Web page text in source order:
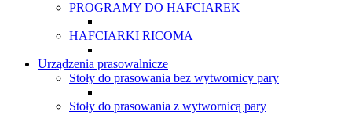
PROGRAMY DO HAFCIAREK
HAFCIARKI RICOMA
Urządzenia prasowalnicze
Stoły do prasowania bez wytwornicy pary
Stoły do prasowania z wytwornicą pary